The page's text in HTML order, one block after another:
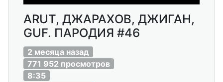
ARUT, ДЖАРАХОВ, ДЖИГАН,
GUF. ПАРОДИЯ #46
2 месяца назад
771 952 просмотров
8:35